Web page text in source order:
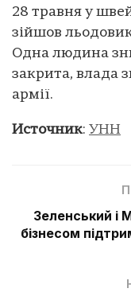
28 травня у
зійшов
Одна людина
закрита, влада
армії.
Источник: УНН
Зеленський і
бізнесом